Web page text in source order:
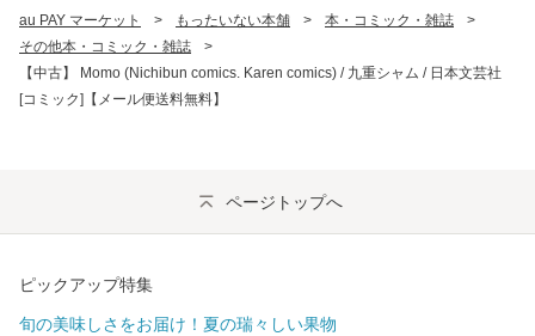
au PAY マーケット > もったいない本舗 > 本・コミック・雑誌
>
その他本・コミック・雑誌
>
【中古】 Momo (Nichibun comics. Karen comics) / 九重シャム / 日本文芸社
[コミック]【メール便送料無料】
ページトップへ
ピックアップ特集
旬の美味しさをお届け！夏の瑞々しい果物